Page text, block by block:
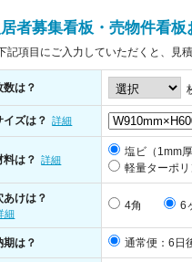
者募集看板・売物件看板
記項目にご入力していただくと、見積
数は？
イズは？ 詳細
料は？ 詳細
塩ビ（1mm厚
軽量ターポリ
あけは？
細
4角 6
期は？ 通常便：6日